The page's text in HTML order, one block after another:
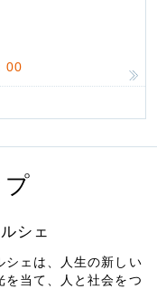
00
プ
シェ
シェは、人生の新しい
を当て、人と社会をつ